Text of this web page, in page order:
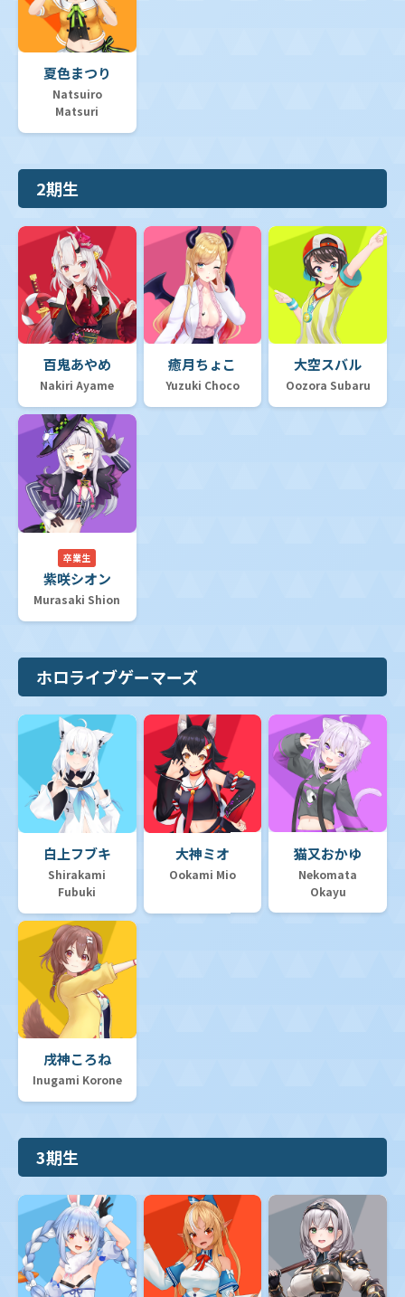
夏色まつり
Natsuiro
Matsuri
2期生
百鬼あやめ
Nakiri Ayame
癒月ちょこ
Yuzuki Choco
大空スバル
Oozora Subaru
卒業生
紫咲シオン
Murasaki Shion
ホロライブゲーマーズ
白上フブキ
Shirakami
Fubuki
大神ミオ
Ookami Mio
猫又おかゆ
Nekomata
Okayu
戌神ころね
Inugami Korone
3期生